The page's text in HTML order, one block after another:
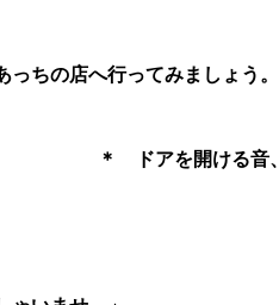
っちの店へ行ってみましょう
＊ ドアを開ける音